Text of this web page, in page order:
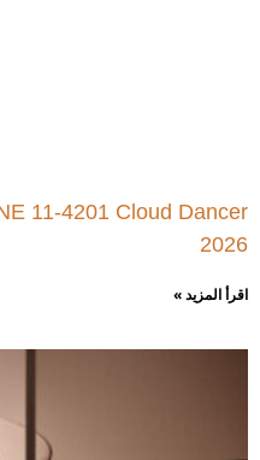
2026
اقرأ المزيد »